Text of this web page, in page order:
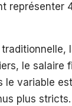
représenter
traditionnelle,
le salaire
le variable
plus